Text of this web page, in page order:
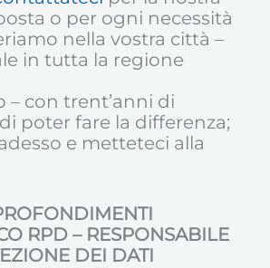
o per ogni necessità
nella vostra città –
in tutta la regione
– con trent’anni di
poter fare la differenza;
e metteteci alla
RPD – RESPONSABILE
DEI DATI